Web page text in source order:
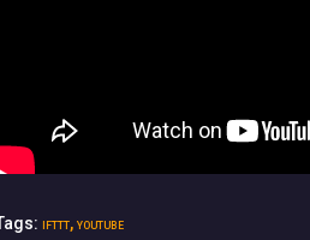
IFTTT, YOUTUBE